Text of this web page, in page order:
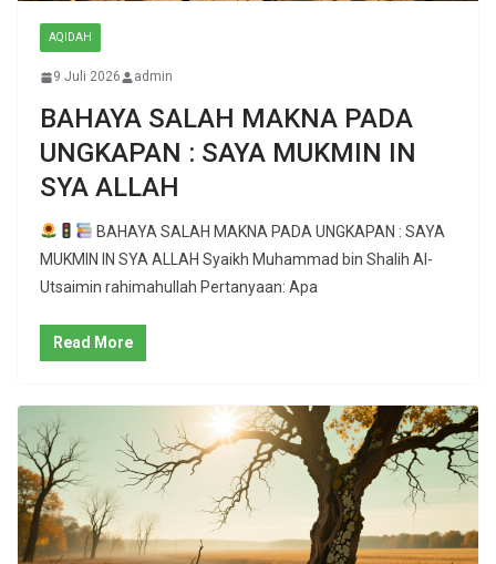
AQIDAH
9 Juli 2026 admin
BAHAYA SALAH MAKNA PADA
UNGKAPAN : SAYA MUKMIN IN
SYA ALLAH
BAHAYA SALAH MAKNA PADA UNGKAPAN : SAYA
MUKMIN IN SYA ALLAH Syaikh Muhammad bin Shalih Al-
Utsaimin rahimahullah Pertanyaan: Apa
Read More